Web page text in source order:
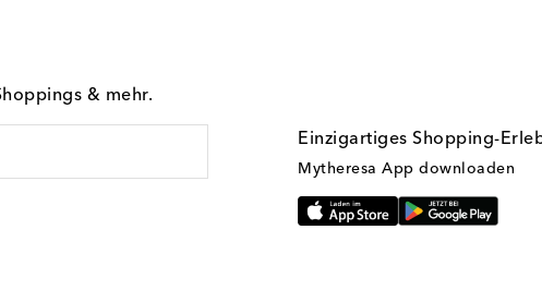
& mehr.
Einzigartiges Shopping-
Mytheresa App downloaden